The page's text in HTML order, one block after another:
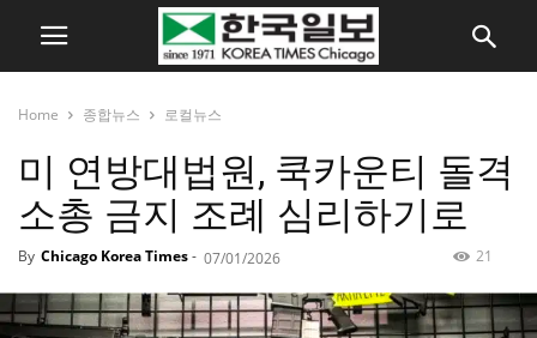
Home 종합뉴스 로컬뉴스
미 연방대법원, 쿡카운티 돌격
소총 금지 조례 심리하기로
By Chicago Korea Times- 07/01/2026 21